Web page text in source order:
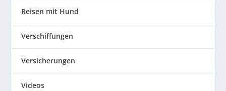
Reisen mit Hund
Verschiffungen
Versicherungen
Videos